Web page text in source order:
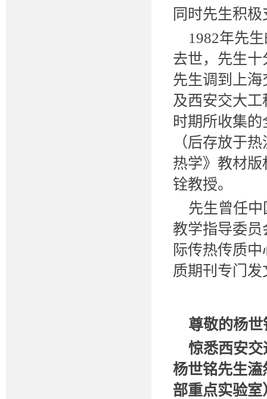
同时先生积
1982年先
去世，先生
先生调到上
及西安交大
时期所收集
（后存放于
热学》教材
铨教授。
先生曾任
教学指导委
际传热传质
质期刊专门发
尊敬的杨
惊悉西安
杨世铭先生
部重点实验